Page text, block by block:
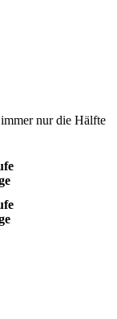
nur die Hälfte